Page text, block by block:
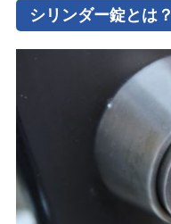
シリンダー錠とは？